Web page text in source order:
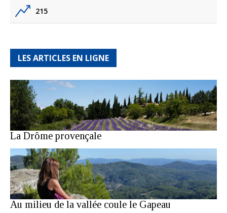
215
LES ARTICLES EN LIGNE
La Drôme provençale
Au milieu de la vallée coule le Gapeau